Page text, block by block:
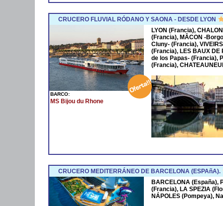
CRUCERO FLUVIAL RÓDANO Y SAONA - DESDE LYON
BARCO:
MS Bijou du Rhone
LYON (Francia),
(Francia), MÂCON -
Cluny- (Francia),
(Francia), LES BAUX DE
de los Papas- (Francia),
(Francia),
CRUCERO MEDITERRÁNEO DE BARCELONA (ESPAñA).
BARCELONA (España),
(Francia), LA SPEZIA
NÁPOLES (Pompeya),